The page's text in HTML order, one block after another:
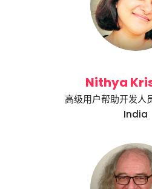
Nithya
高级用户帮助开发人
India